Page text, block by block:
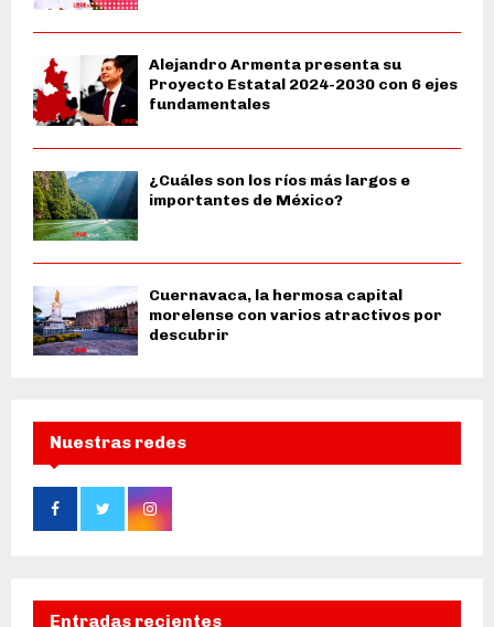
Alejandro Armenta presenta su
Proyecto Estatal 2024-2030 con 6 ejes
fundamentales
¿Cuáles son los ríos más largos e
importantes de México?
Cuernavaca, la hermosa capital
morelense con varios atractivos por
descubrir
Nuestras redes
Entradas recientes